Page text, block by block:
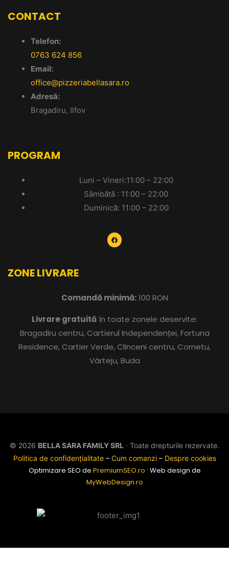
CONTACT
Telefon:
0763 624 856
Email:
office@pizzeriabellasara.ro
Adresă:
Bragadiru, Ilfov
PROGRAM
Luni – Vineri:11:00 – 22:00
Sâmbătă : 11:00 – 22:00
Duminică: 11:00 – 22:00
ZONE LIVRARE
Comandă minimă:100 RON
Livrare gratuităîn toate zonele deservite:
Bragadiru centru, Cartierul Independenței, Fortuna
Residence, Cartier Verde, Clinceni centru, Cornetu,
Vârteju, Buda
© 2026 BELLA SARA FAMILY SRL · Toate drepturile rezervate.
Politica de confidențialitate– Cum comanzi– Despre cookies
Optimizare SEO de PremiumSEO.ro · Web design de
MyWebDesign.ro